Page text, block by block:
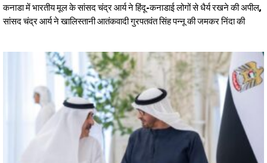
कनाडा में भारतीय मूल के सांसद चंद्र आर्य ने हिंदू-कनाडाई लोगों से धैर्य रखने की अपील,
सांसद चंद्र आर्य ने खालिस्तानी आतंकवादी गुरपतवंत सिंह पन्नू की जमकर निंदा की